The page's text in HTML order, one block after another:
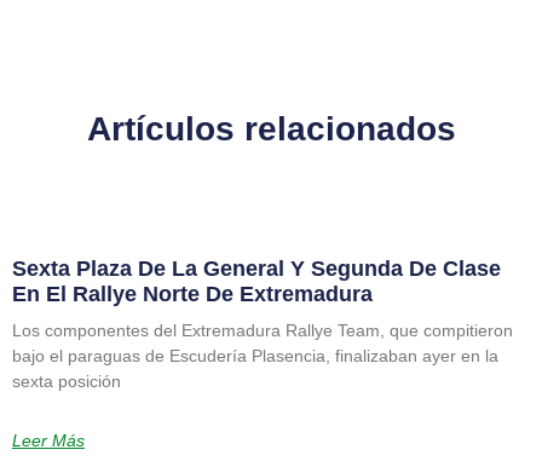
Artículos relacionados
Sexta Plaza De La General Y Segunda De Clase
En El Rallye Norte De Extremadura
Los componentes del Extremadura Rallye Team, que compitieron
bajo el paraguas de Escudería Plasencia, finalizaban ayer en la
sexta posición
Leer Más